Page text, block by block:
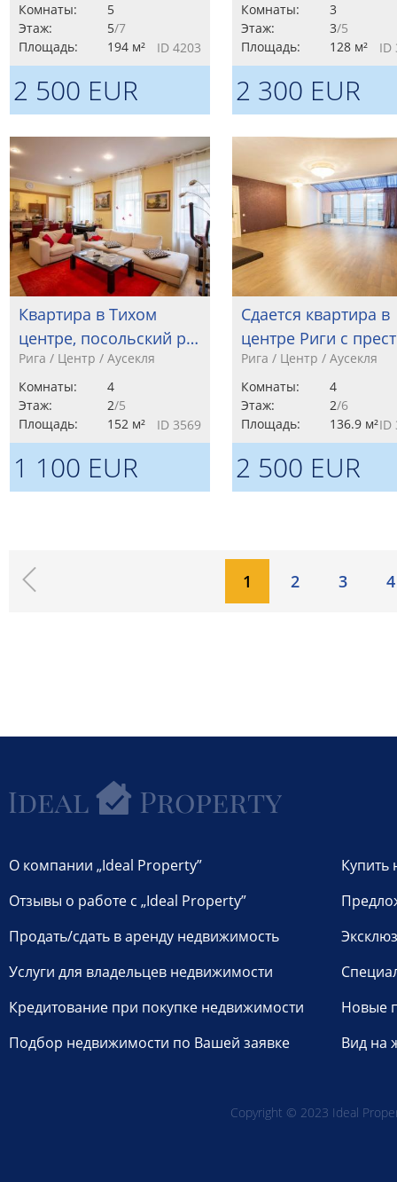
Комнаты:
5
Этаж:
5/7
Площадь:
194 м² ID 4203
2 500 EUR
Комнаты:
3
Этаж:
3/5
Площадь:
128 м² ID
2 300 EUR
Квартира в Тихом
центре, посольский р…
Рига / Центр / Аусекля
Комнаты:
4
Этаж:
2/5
Площадь:
152 м² ID 3569
1 100 EUR
Сдается квартира в
центре Риги с
Рига / Центр / Аусекля
Комнаты:
4
Этаж:
2/6
Площадь:
136.9 м²ID
2 500 EUR
1 2 3 4
О компании „Ideal Property”
Отзывы о работе с „Ideal Property”
Продать/сдать в аренду недвижимость
Услуги для владельцев недвижимости
Кредитование при покупке недвижимости
Подбор недвижимости по Вашей заявке
Купить
Новые
Вид на
Copyright © 2023 Ideal